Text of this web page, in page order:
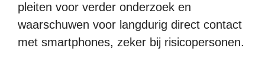
pleiten voor verder onderzoek en
waarschuwen voor langdurig direct contact
met smartphones, zeker bij risicopersonen.